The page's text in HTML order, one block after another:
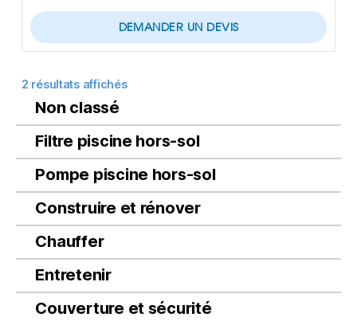
DEMANDER UN DEVIS
2 résultats affichés
Non classé
Filtre piscine hors-sol
Pompe piscine hors-sol
Construire et rénover
Chauffer
Entretenir
Couverture et sécurité